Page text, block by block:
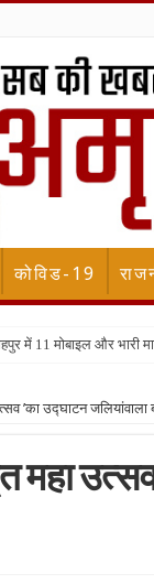
कोविड-19
में 11 मोबाइल और भारी
’का उद्घाटन जलियांवाला
उत्सव